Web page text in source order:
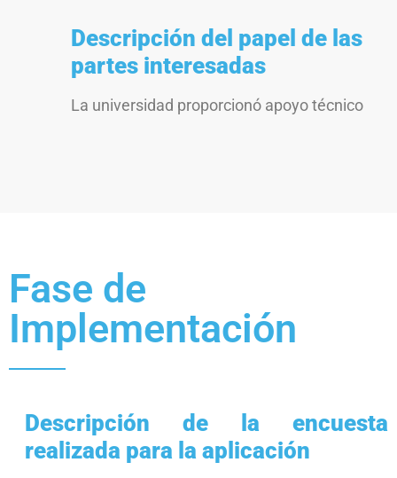
Descripción del papel de las
partes interesadas
La universidad proporcionó apoyo técnico
Fase de
Implementación
Descripción de la encuesta
realizada para la aplicación